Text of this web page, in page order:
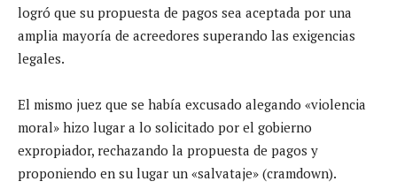
logró que su propuesta de pagos sea aceptada por una
amplia mayoría de acreedores superando las exigencias
legales.
El mismo juez que se había excusado alegando «violencia
moral» hizo lugar a lo solicitado por el gobierno
expropiador, rechazando la propuesta de pagos y
proponiendo en su lugar un «salvataje» (cramdown).